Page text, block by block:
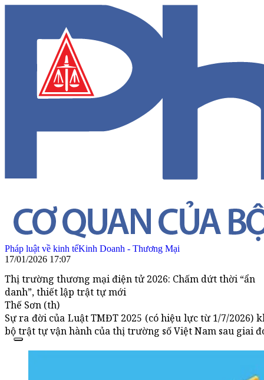
Pháp luật về kinh tếKinh Doanh - Thương Mại
17/01/2026 17:07
Thị trường thương mại điện tử 2026: Chấm dứt thời “ẩn
danh”, thiết lập trật tự mới
Thế Sơn (th)
Sự ra đời của Luật TMĐT 2025 (có hiệu lực từ 1/7/
bộ trật tự vận hành của thị trường số Việt Nam sau giai